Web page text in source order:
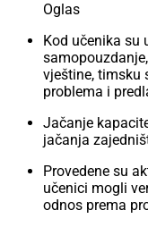
Oglas
Kod učenika su
vještine, timsku
problema i
Jačanje
jačanja
Provedene su
učenici mogli
odnos prema